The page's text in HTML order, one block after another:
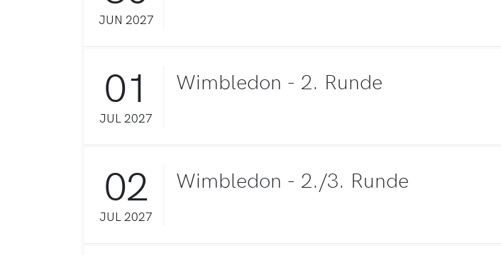
JUN 2027
01
JUL 2027
Wimbledon - 2. Runde
02
JUL 2027
Wimbledon - 2./3. Runde